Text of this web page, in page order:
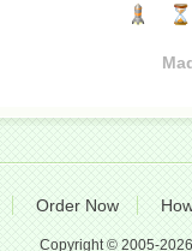
Order Now
Copyright © 2005-